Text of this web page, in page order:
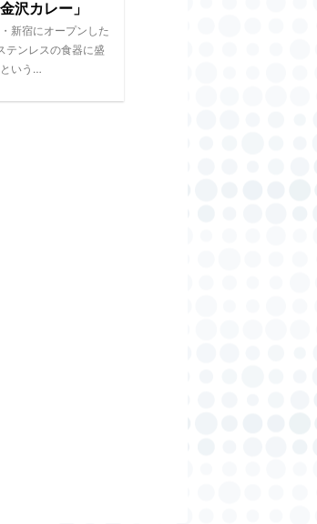
沢カレー」
新宿にオープンした
ンレスの食器に盛
いう…